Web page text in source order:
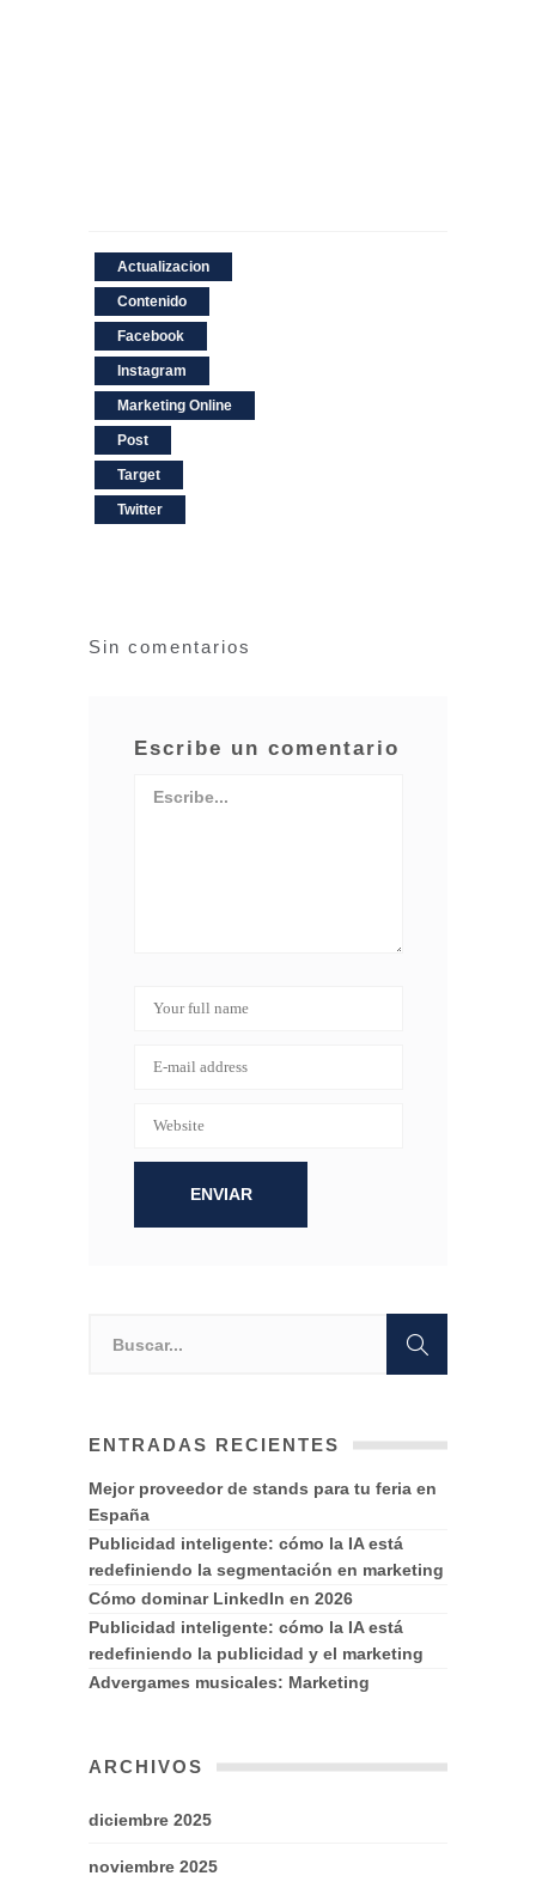
Actualizacion
Contenido
Facebook
Instagram
Marketing Online
Post
Target
Twitter
Sin comentarios
Escribe un comentario
ENTRADAS RECIENTES
Mejor proveedor de stands para tu feria en
España
Publicidad inteligente: cómo la IA está
redefiniendo la segmentación en marketing
Cómo dominar LinkedIn en 2026
Publicidad inteligente: cómo la IA está
redefiniendo la publicidad y el marketing
Advergames musicales: Marketing
ARCHIVOS
diciembre 2025
noviembre 2025